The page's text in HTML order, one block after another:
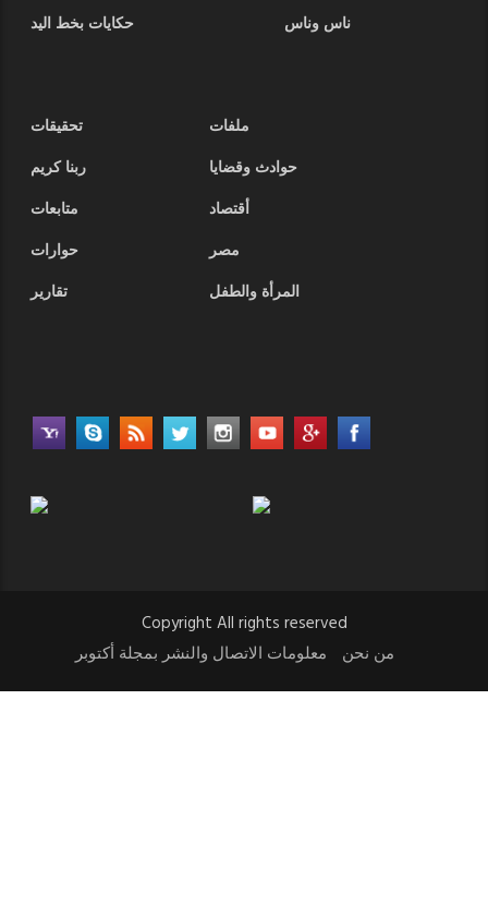
ناس وناس
حكايات بخط اليد
ملفات
تحقيقات
حوادث وقضايا
ربنا كريم
أقتصاد
متابعات
مصر
حوارات
المرأة والطفل
تقارير
Copyright All rights reserved
من نحن
معلومات الاتصال والنشر بمجلة أكتوبر